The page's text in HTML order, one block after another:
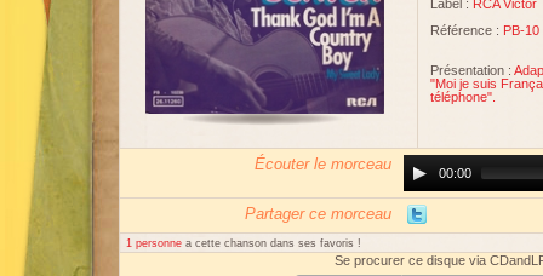
Label : RCA Victor
Référence : PB-10
Présentation :
"Moi je suis
téléphone".
Écouter le morceau
Player00:00
Partager ce morceau
1 personne a cette chanson dans ses favoris !
Se procurer ce disque via